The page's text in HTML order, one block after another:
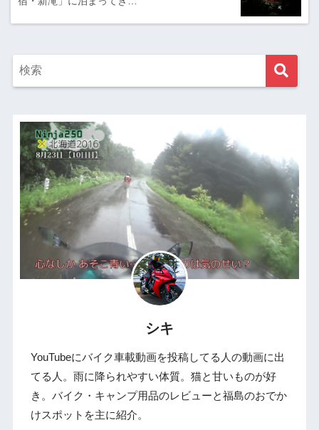
シキ
YouTubeにバイク車載動画を投稿してる人の動画に出
てる人。雨に降られやすい体質。猫と甘いものが好
き。バイク・キャンプ用品のレビューと福島のおでか
けスポットを主に紹介。